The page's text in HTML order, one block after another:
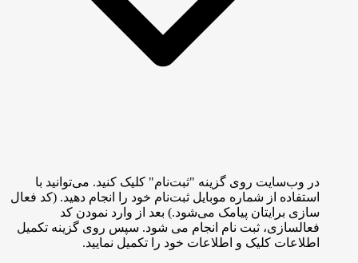
در وب‌سایت روی گزینه "ثبت‌نام" کلیک کنید. می‌توانید با
استفاده از شماره موبایل ثبت‌نام خود را انجام دهید. (کد فعال
سازی برایتان پیامک می‌شود.) بعد از وارد نمودن کد
فعالسازی، ثبت نام انجام می شود. سپس روی گزینه تکمیل
اطلاعات کلیک و اطلاعات خود را تکمیل نمایید.